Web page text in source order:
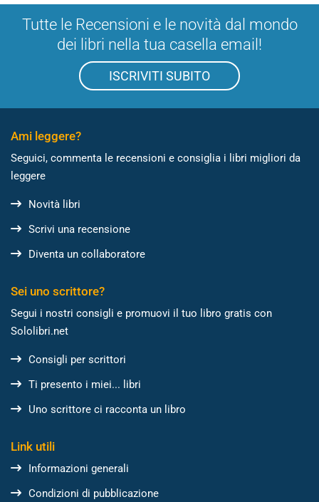
Tutte le Recensioni e le novità dal mondo
dei libri nella tua casella email!
ISCRIVITI SUBITO
Ami leggere?
Seguici, commenta le recensioni e consiglia i libri migliori da
leggere
Novità libri
Scrivi una recensione
Diventa un collaboratore
Sei uno scrittore?
Segui i nostri consigli e promuovi il tuo libro gratis con
Sololibri.net
Consigli per scrittori
Ti presento i miei... libri
Uno scrittore ci racconta un libro
Link utili
Informazioni generali
Condizioni di pubblicazione